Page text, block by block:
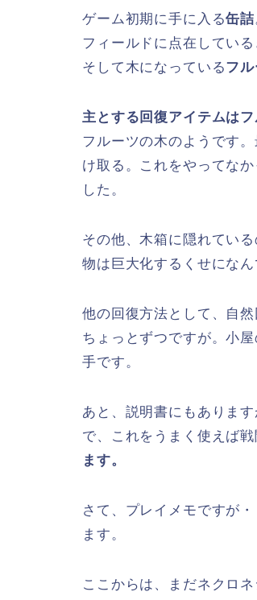
ゲーム初期に手に入る缶詰
フィールドに点在している
そして木になっているフ
主とする回復アイテムは
フルーツの木のようです
け取る。これをやってな
した。
その他、木箱に隠れてい
物は巨大化するくせにな
他の回復方法として、自
ちょっとずつですが。小
手です。
あと、説明書にもありま
で、これをうまく使えば
ます。
さて、プレイメモですが
ます。
ここからは、まだネクロ